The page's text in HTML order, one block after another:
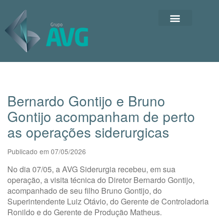
Bernardo Gontijo e Bruno
Gontijo acompanham de perto
as operações siderurgicas
Publicado em 07/05/2026
No dia 07/05, a AVG Siderurgia recebeu, em sua
operação, a visita técnica do Diretor Bernardo Gontijo,
acompanhado de seu filho Bruno Gontijo, do
Superintendente Luiz Otávio, do Gerente de Controladoria
Ronildo e do Gerente de Produção Matheus.